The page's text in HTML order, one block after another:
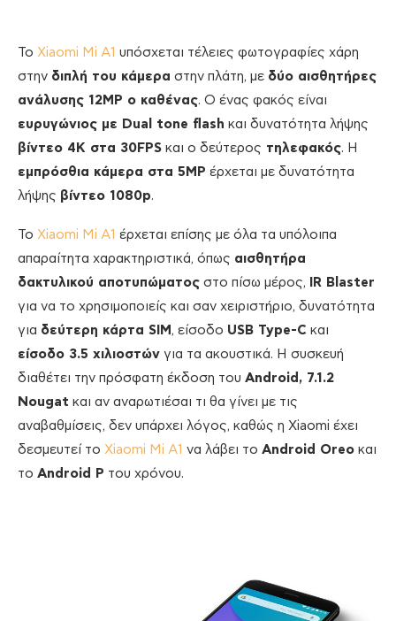
Το Xiaomi Mi A1 υπόσχεται τέλειες φωτογραφίες χάρη
στην διπλή του κάμερα στην πλάτη, με δύο αισθητήρες
ανάλυσης 12MP ο καθένας. Ο ένας φακός είναι
ευρυγώνιος με Dual tone flash και δυνατότητα λήψης
βίντεο 4K στα 30FPS και ο δεύτερος τηλεφακός. Η
εμπρόσθια κάμερα στα 5MP έρχεται με δυνατότητα
λήψης βίντεο 1080p.
To Xiaomi Mi A1 έρχεται επίσης με όλα τα υπόλοιπα
απαραίτητα χαρακτηριστικά, όπως αισθητήρα
δακτυλικού αποτυπώματος στο πίσω μέρος,
IR Blaster
για να το χρησιμοποιείς και σαν χειριστήριο, δυνατότητα
για δεύτερη κάρτα SIM , είσοδο USB Type-C και
είσοδο 3.5 χιλιοστών για τα ακουστικά. H συσκευή
διαθέτει την πρόσφατη έκδοση του Android, 7.1.2
Nougat και αν αναρωτιέσαι τι θα γίνει με τις
αναβαθμίσεις, δεν υπάρχει λόγος, καθώς η Xiaomi έχει
δεσμευτεί το Xiaomi Mi A1 να λάβει το Android Oreo και
το Android P του χρόνου.